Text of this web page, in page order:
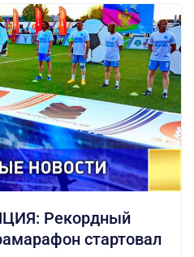
Рекордный
стартовал